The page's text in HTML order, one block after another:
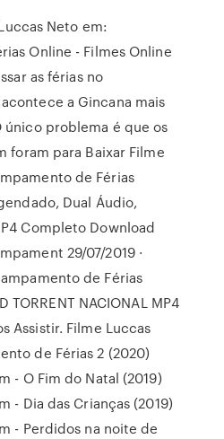
Neto em:
Online - Filmes Online
as férias no
a Gincana mais
único problema é que os
foram para Baixar Filme
de Férias
Dual Áudio,
Completo Download
29/07/2019 ·
de Férias
TORRENT NACIONAL MP4
Assistir. Filme Luccas
de Férias 2 (2020)
- O Fim do Natal (2019)
- Dia das Crianças (2019)
- Perdidos na noite de